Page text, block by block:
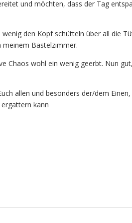
und möchten, dass der Tag
den Kopf schütteln über all die
Bastelzimmer.
Chaos wohl ein wenig geerbt. Nun
allen und besonders der/dem
kann